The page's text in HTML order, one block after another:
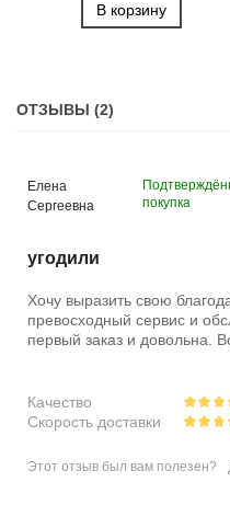
В корзину
ОТЗЫВЫ (2)
Елена
Сергеевна
покупка
угодили
Хочу выразить свою
превосходный сервис и
первый заказ и довольна.
Качество
Скорость доставки
Этот отзыв был вам полезен?